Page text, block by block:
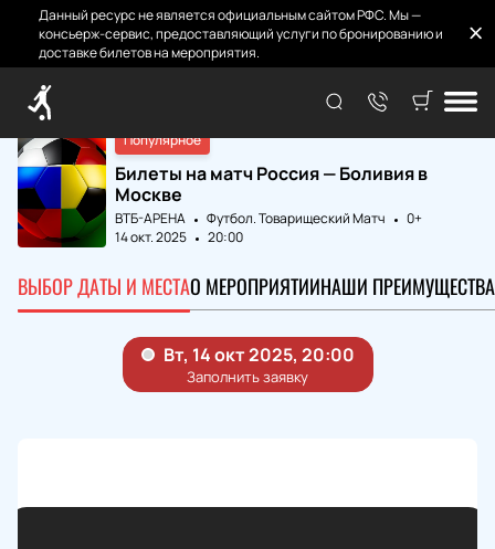
Данный ресурс не является официальным сайтом РФС. Мы —
консьерж-сервис, предоставляющий услуги по бронированию и
доставке билетов на мероприятия.
Главная Россия - Боливия
Популярное
Билеты на матч Россия — Боливия в
Москве
ВТБ-АРЕНА Футбол. Товарищеский Матч
0+
14 окт. 2025
20:00
ВЫБОР ДАТЫ И МЕСТАО МЕРОПРИЯТИИНАШИ ПРЕИМУЩЕСТВА